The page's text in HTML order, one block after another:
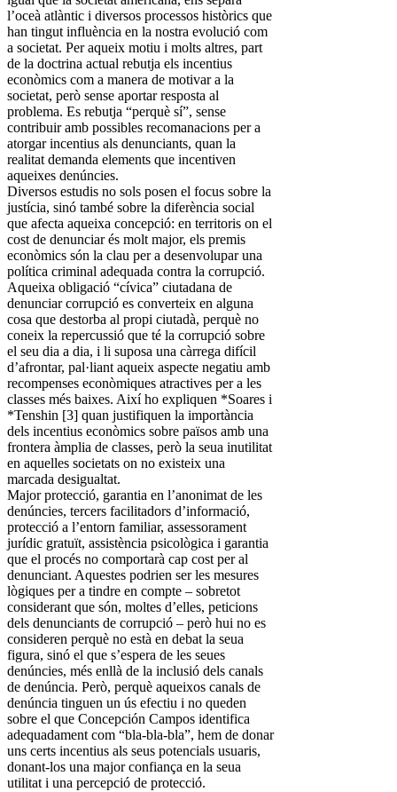
l’oceà atlàntic i diversos processos històrics que
han tingut influència en la nostra evolució com
a societat. Per aqueix motiu i molts altres, part
de la doctrina actual rebutja els incentius
econòmics com a manera de motivar a la
societat, però sense aportar resposta al
problema. Es rebutja “perquè sí”, sense
contribuir amb possibles recomanacions per a
atorgar incentius als denunciants, quan la
realitat demanda elements que incentiven
aqueixes denúncies.
Diversos estudis no sols posen el focus sobre la
justícia, sinó també sobre la diferència social
que afecta aqueixa concepció: en territoris on el
cost de denunciar és molt major, els premis
econòmics són la clau per a desenvolupar una
política criminal adequada contra la corrupció.
Aqueixa obligació “cívica” ciutadana de
denunciar corrupció es converteix en alguna
cosa que destorba al propi ciutadà, perquè no
coneix la repercussió que té la corrupció sobre
el seu dia a dia, i li suposa una càrrega difícil
d’afrontar, pal·liant aqueix aspecte negatiu amb
recompenses econòmiques atractives per a les
classes més baixes. Així ho expliquen *Soares i
*Tenshin [3] quan justifiquen la importància
dels incentius econòmics sobre països amb una
frontera àmplia de classes, però la seua inutilitat
en aquelles societats on no existeix una
marcada desigualtat.
Major protecció, garantia en l’anonimat de les
denúncies, tercers facilitadors d’informació,
protecció a l’entorn familiar, assessorament
jurídic gratuït, assistència psicològica i garantia
que el procés no comportarà cap cost per al
denunciant. Aquestes podrien ser les mesures
lògiques per a tindre en compte – sobretot
considerant que són, moltes d’elles, peticions
dels denunciants de corrupció – però hui no es
consideren perquè no està en debat la seua
figura, sinó el que s’espera de les seues
denúncies, més enllà de la inclusió dels canals
de denúncia. Però, perquè aqueixos canals de
denúncia tinguen un ús efectiu i no queden
sobre el que Concepción Campos identifica
adequadament com “bla-bla-bla”, hem de donar
uns certs incentius als seus potencials usuaris,
donant-los una major confiança en la seua
utilitat i una percepció de protecció.